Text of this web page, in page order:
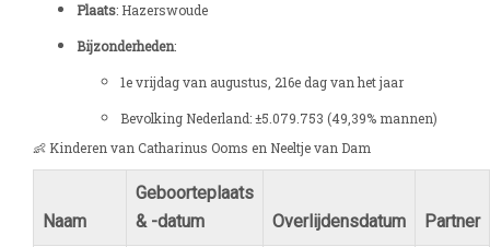
Plaats: Hazerswoude
Bijzonderheden:
1e vrijdag van augustus, 216e dag van het jaar
Bevolking Nederland: ±5.079.753 (49,39% mannen)
👶 Kinderen van Catharinus Ooms en Neeltje van Dam
Naam
Geboorteplaats
& -datum
Overlijdensdatum Partner